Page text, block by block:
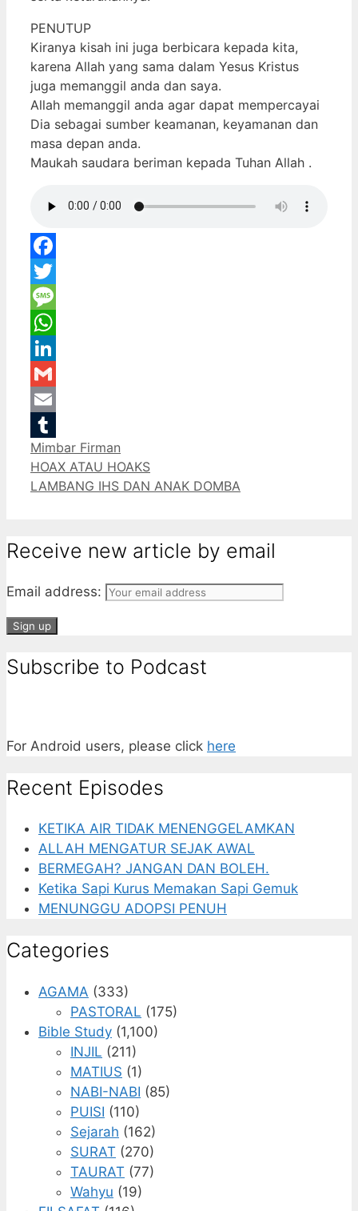
PENUTUP
Kiranya kisah ini juga berbicara kepada kita,
karena Allah yang sama dalam Yesus Kristus
juga memanggil anda dan saya.
Allah memanggil anda agar dapat mempercayai
Dia sebagai sumber keamanan, keyamanan dan
masa depan anda.
Maukah saudara beriman kepada Tuhan Allah .
Facebook
Twitter
Message
WhatsApp
LinkedIn
Gmail
Email
Tumblr
Categories
Mimbar Firman
HOAX ATAU HOAKS
LAMBANG IHS DAN ANAK DOMBA
Receive new article by email
Email address:
Subscribe to Podcast
For Android users, please click here
Recent Episodes
KETIKA AIR TIDAK MENENGGELAMKAN
ALLAH MENGATUR SEJAK AWAL
BERMEGAH? JANGAN DAN BOLEH.
Ketika Sapi Kurus Memakan Sapi Gemuk
MENUNGGU ADOPSI PENUH
Categories
AGAMA (333)
PASTORAL (175)
Bible Study (1,100)
INJIL (211)
MATIUS (1)
NABI-NABI (85)
PUISI (110)
Sejarah (162)
SURAT (270)
TAURAT (77)
Wahyu (19)